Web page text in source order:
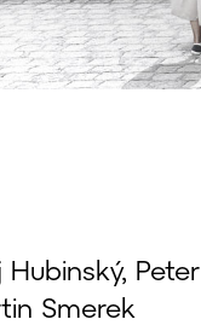
Peter
Smerek